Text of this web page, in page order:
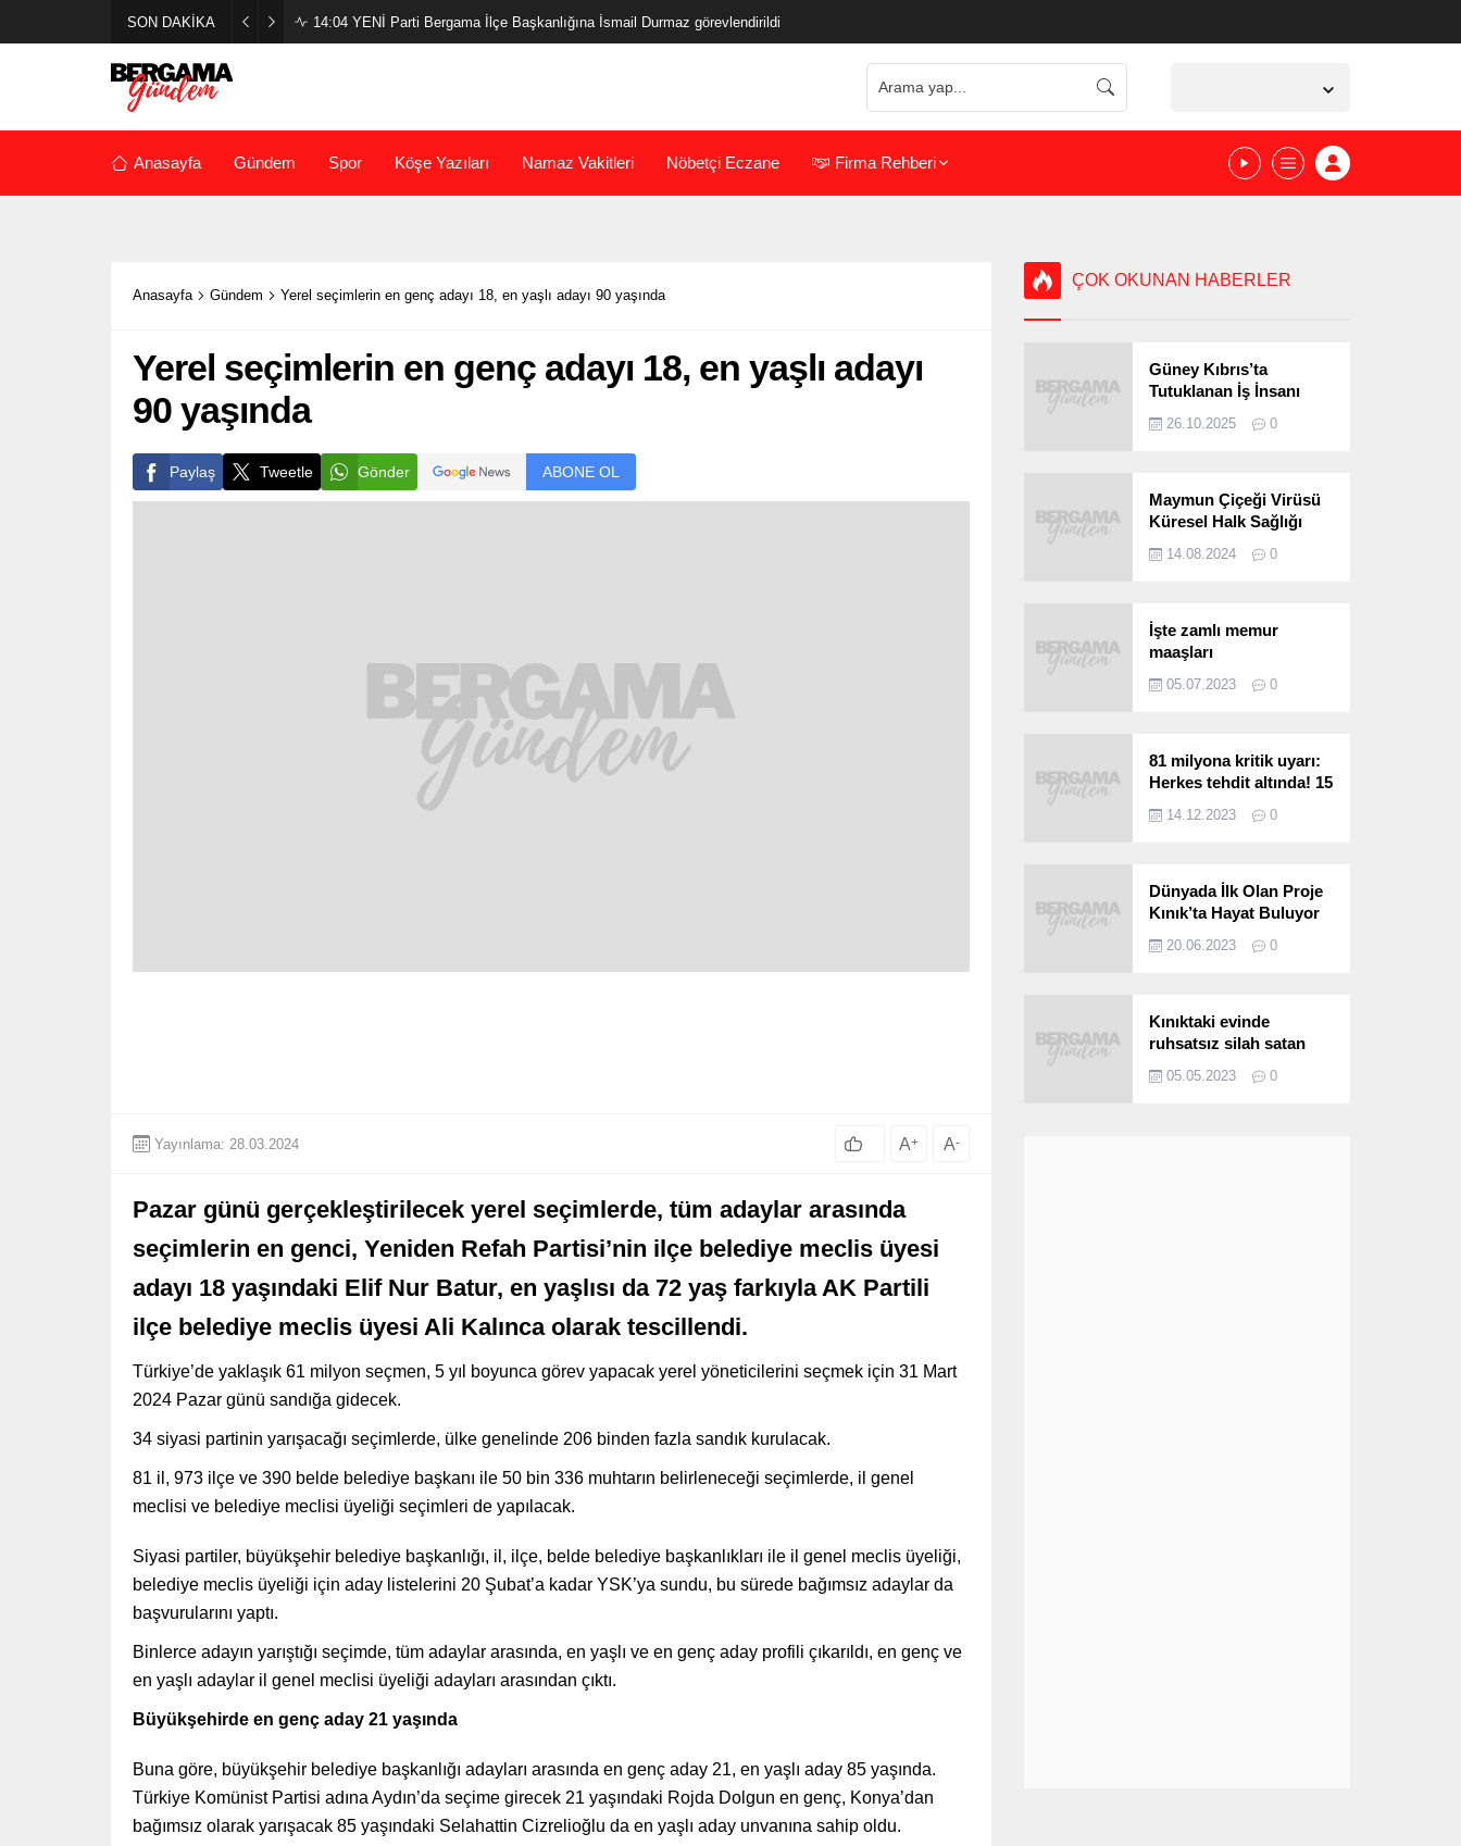
SON DAKİKA 14:04 YENİ Parti Bergama İlçe Başkanlığına İsmail Durmaz görevlendirildi
Anasayfa Gündem Spor Köşe Yazıları Namaz Vakitleri Nöbetçi Eczane Firma Rehberi
Anasayfa Gündem Yerel seçimlerin en genç adayı 18, en yaşlı adayı 90 yaşında
Yerel seçimlerin en genç adayı 18, en yaşlı adayı
90 yaşında
Paylaş Tweetle Gönder ABONE OL
Yayınlama: 28.03.2024 A+ A-
Pazar günü gerçekleştirilecek yerel seçimlerde, tüm adaylar arasında
seçimlerin en genci, Yeniden Refah Partisi’nin ilçe belediye meclis üyesi
adayı 18 yaşındaki Elif Nur Batur, en yaşlısı da 72 yaş farkıyla AK Partili
ilçe belediye meclis üyesi Ali Kalınca olarak tescillendi.
Türkiye’de yaklaşık 61 milyon seçmen, 5 yıl boyunca görev yapacak yerel yöneticilerini seçmek için 31 Mart
2024 Pazar günü sandığa gidecek.
34 siyasi partinin yarışacağı seçimlerde, ülke genelinde 206 binden fazla sandık kurulacak.
81 il, 973 ilçe ve 390 belde belediye başkanı ile 50 bin 336 muhtarın belirleneceği seçimlerde, il genel
meclisi ve belediye meclisi üyeliği seçimleri de yapılacak.
Siyasi partiler, büyükşehir belediye başkanlığı, il, ilçe, belde belediye başkanlıkları ile il genel meclis üyeliği,
belediye meclis üyeliği için aday listelerini 20 Şubat’a kadar YSK’ya sundu, bu sürede bağımsız adaylar da
başvurularını yaptı.
Binlerce adayın yarıştığı seçimde, tüm adaylar arasında, en yaşlı ve en genç aday profili çıkarıldı, en genç ve
en yaşlı adaylar il genel meclisi üyeliği adayları arasından çıktı.
Büyükşehirde en genç aday 21 yaşında
Buna göre, büyükşehir belediye başkanlığı adayları arasında en genç aday 21, en yaşlı aday 85 yaşında.
Türkiye Komünist Partisi adına Aydın’da seçime girecek 21 yaşındaki Rojda Dolgun en genç, Konya’dan
bağımsız olarak yarışacak 85 yaşındaki Selahattin Cizrelioğlu da en yaşlı aday unvanına sahip oldu.
ÇOK OKUNAN HABERLER
Güney Kıbrıs’ta
Tutuklanan İş İnsanı
26.10.2025 0
Maymun Çiçeği Virüsü
Küresel Halk Sağlığı
Edildi
14.08.2024 0
İşte zamlı memur
maaşları
05.07.2023 0
81 milyona kritik uyarı:
Herkes tehdit altında! 15
kat hızlı yayılıyor…
14.12.2023 0
Dünyada İlk Olan Proje
Kınık’ta Hayat Buluyor
20.06.2023 0
Kınıktaki evinde
ruhsatsız silah satan
05.05.2023 0